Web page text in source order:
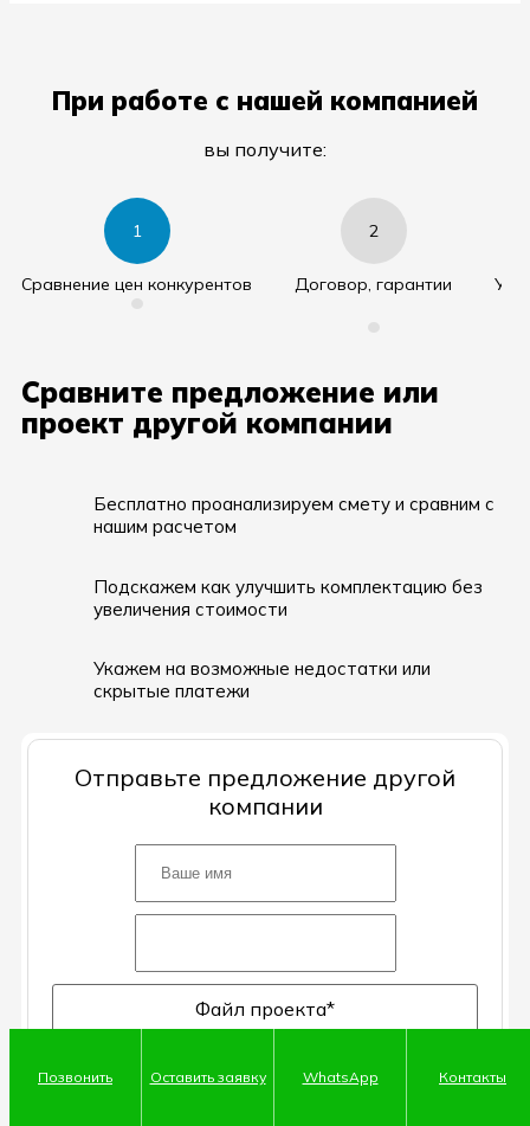
При работе с нашей компанией
вы получите:
1
Cравнение цен конкурентов
•
2
Договор, гарантии
Сравните предложение или
проект другой компании
Бесплатно проанализируем смету и сравним с
нашим расчетом
Подскажем как улучшить комплектацию без
увеличения стоимости
Укажем на возможные недостатки или
скрытые платежи
Отправьте предложение другой
компании
Файл проекта*
Добавьте предложение другой компании или свой
Позвонить
Оставить заявку WhatsApp Контакты